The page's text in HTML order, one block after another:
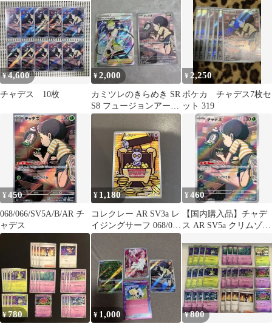
¥4,600
チャデス 10枚
¥2,000
カミツレのきらめき SR
S8 フュージョンアーツ
113/100 チャデスAR
¥ 2,250
ポケカ チャデス7枚セ
ット 319
¥450
068/066/SV5A/B/AR チ
ャデス
¥ 1,180
コレクレー AR SV3a レ
イジングサーフ 068/062
チャデスAR
¥460
【国内購入品】チャデ
ス AR SV5a クリムゾン
¥780 ¥ 1,000 ¥800